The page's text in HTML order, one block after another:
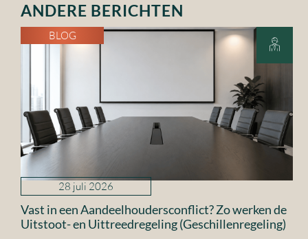
ANDERE BERICHTEN
BLOG
28 juli 2026
Vast in een Aandeelhoudersconflict? Zo werken de
Uitstoot- en Uittreedregeling (Geschillenregeling)